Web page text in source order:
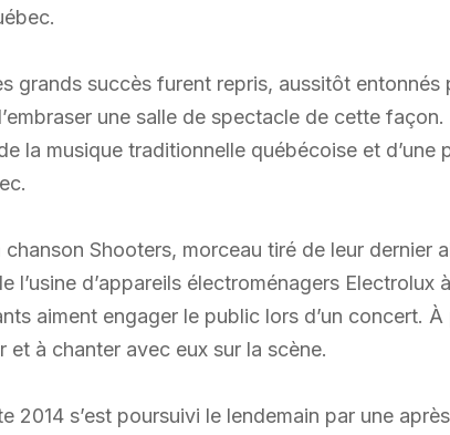
grands succès furent repris, aussitôt
une salle de spectacle de cette
la musique traditionnelle québécoise et
chanson Shooters, morceau tiré de leur dernier
l’usine d’appareils électroménagers Electrolux
aiment engager le public lors d’un concert.
et à chanter avec eux sur la scène.
2014 s’est poursuivi le lendemain par une